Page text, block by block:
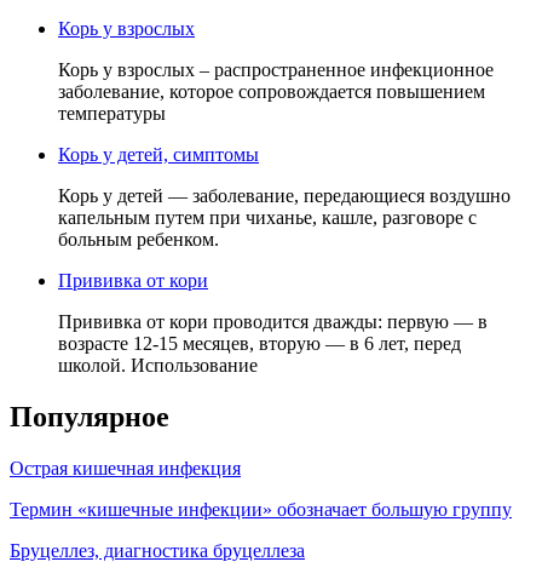
Корь у взрослых
Корь у взрослых – распространенное инфекционное
заболевание, которое сопровождается повышением
температуры
Корь у детей, симптомы
Корь у детей — заболевание, передающиеся воздушно
капельным путем при чиханье, кашле, разговоре с
больным ребенком.
Прививка от кори
Прививка от кори проводится дважды: первую — в
возрасте 12-15 месяцев, вторую — в 6 лет, перед
школой. Использование
Популярное
Острая кишечная инфекция
Термин «кишечные инфекции» обозначает большую группу
Бруцеллез, диагностика бруцеллеза